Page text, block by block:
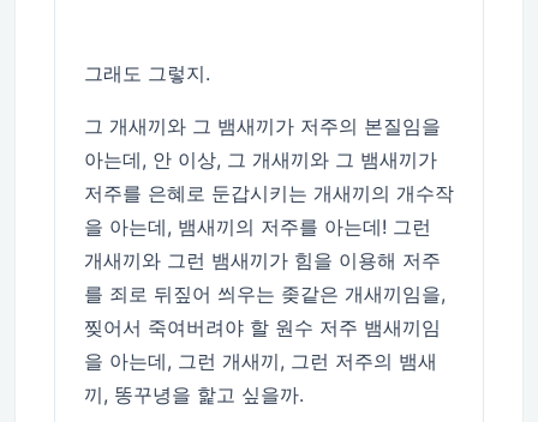
그래도 그렇지.
그 개새끼와 그 뱀새끼가 저주의 본질임을
아는데, 안 이상, 그 개새끼와 그 뱀새끼가
저주를 은혜로 둔갑시키는 개새끼의 개수작
을 아는데, 뱀새끼의 저주를 아는데! 그런
개새끼와 그런 뱀새끼가 힘을 이용해 저주
를 죄로 뒤짚어 씌우는 좆같은 개새끼임을,
찢어서 죽여버려야 할 원수 저주 뱀새끼임
을 아는데, 그런 개새끼, 그런 저주의 뱀새
끼, 똥꾸녕을 핥고 싶을까.